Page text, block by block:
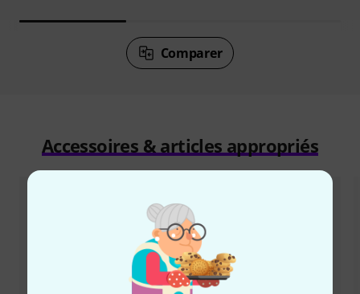
Comparer
Accessoires & articles appropriés